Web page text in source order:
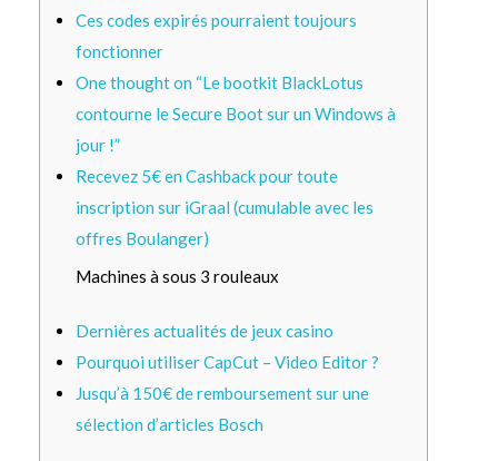
Ces codes expirés pourraient toujours
fonctionner
One thought on “Le bootkit BlackLotus
contourne le Secure Boot sur un Windows à
jour !”
Recevez 5€ en Cashback pour toute
inscription sur iGraal (cumulable avec les
offres Boulanger)
Machines à sous 3 rouleaux
Dernières actualités de jeux casino
Pourquoi utiliser CapCut – Video Editor ?
Jusqu’à 150€ de remboursement sur une
sélection d’articles Bosch